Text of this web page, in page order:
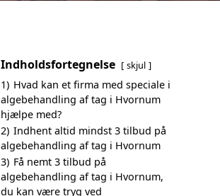
Indholdsfortegnelse skjul
1) Hvad kan et firma med speciale i
algebehandling af tag i Hvornum
hjælpe med?
2) Indhent altid mindst 3 tilbud på
algebehandling af tag i Hvornum
3) Få nemt 3 tilbud på
algebehandling af tag i Hvornum,
du kan være tryg ved